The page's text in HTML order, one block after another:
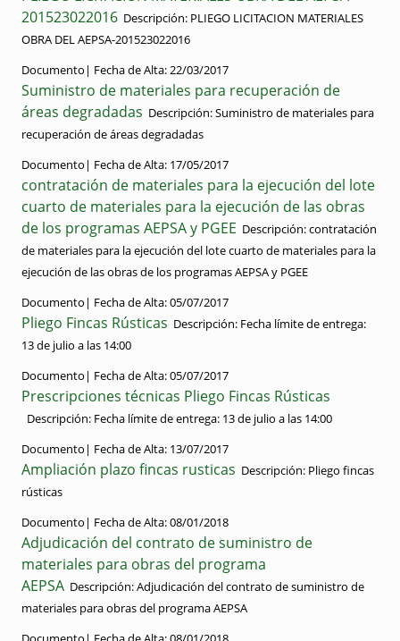
201523022016 Descripción: PLIEGO LICITACION MATERIALES
OBRA DEL AEPSA-201523022016
Documento| Fecha de Alta:22/03/2017
Suministro de materiales para recuperación de
áreas degradadas Descripción:Suministro de materiales para
recuperación de áreas degradadas
Documento| Fecha de Alta: 17/05/2017
contratación de materiales para la ejecución del lote
cuarto de materiales para la ejecución de las obras
de los programas AEPSA y PGEE Descripción:contratación
de materiales para la ejecución del lote cuarto de materiales para la
ejecución de las obras de los programas AEPSA y PGEE
Documento| Fecha de Alta:05/07/2017
Pliego Fincas Rústicas Descripción: Fecha límite de entrega:
13 de julio a las 14:00
Documento| Fecha de Alta:05/07/2017
Prescripciones técnicas Pliego Fincas Rústicas
Descripción: Fecha límite de entrega: 13 de julio a las 14:00
Documento| Fecha de Alta: 13/07/2017
Ampliación plazo fincas rusticas Descripción: Pliego fincas
rústicas
Documento| Fecha de Alta:08/01/2018
Adjudicación del contrato de suministro de
materiales para obras del programa
AEPSA Descripción:Adjudicación del contrato de suministro de
materiales para obras del programa AEPSA